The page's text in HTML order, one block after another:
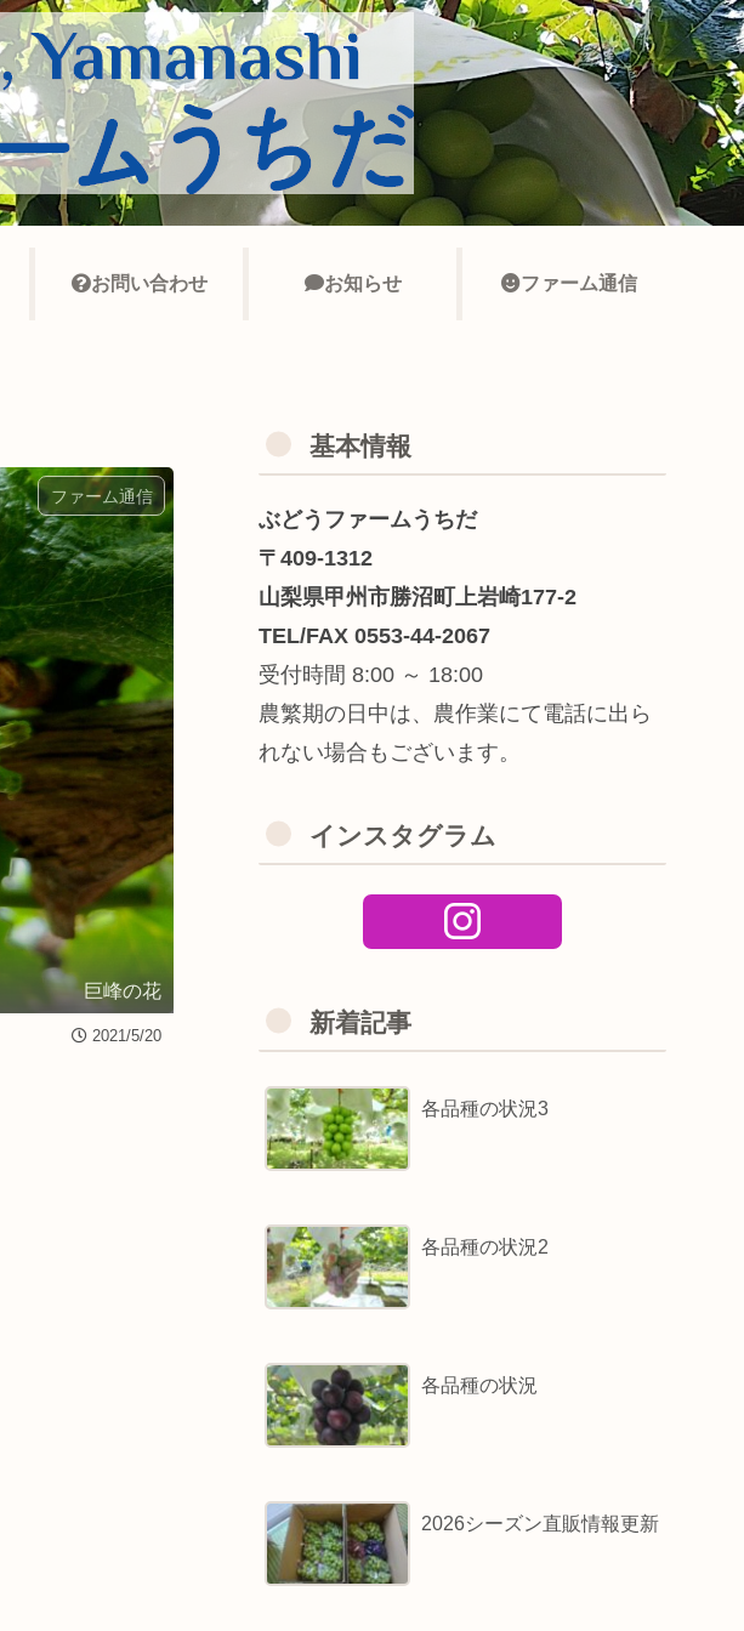
お問い合わせ お知らせ ファーム通信
ファーム通信
巨峰の花
2021/5/20
基本情報
ぶどうファームうちだ
〒409-1312
山梨県甲州市勝沼町上岩崎177-2
TEL/FAX 0553-44-2067
受付時間 8:00 ～ 18:00
農繁期の日中は、農作業にて電話に出ら
れない場合もございます。
インスタグラム
新着記事
各品種の状況3
各品種の状況2
各品種の状況
2026シーズン直販情報更新